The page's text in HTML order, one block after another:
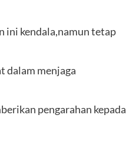
ini kendala,namun tetap
dalam menjaga
pengarahan kepada